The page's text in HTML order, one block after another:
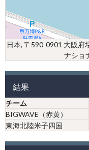
日本, 〒590-0901 大阪府
ナショ
結果
チーム
BIGWAVE（赤黄）
東海北陸米子四国